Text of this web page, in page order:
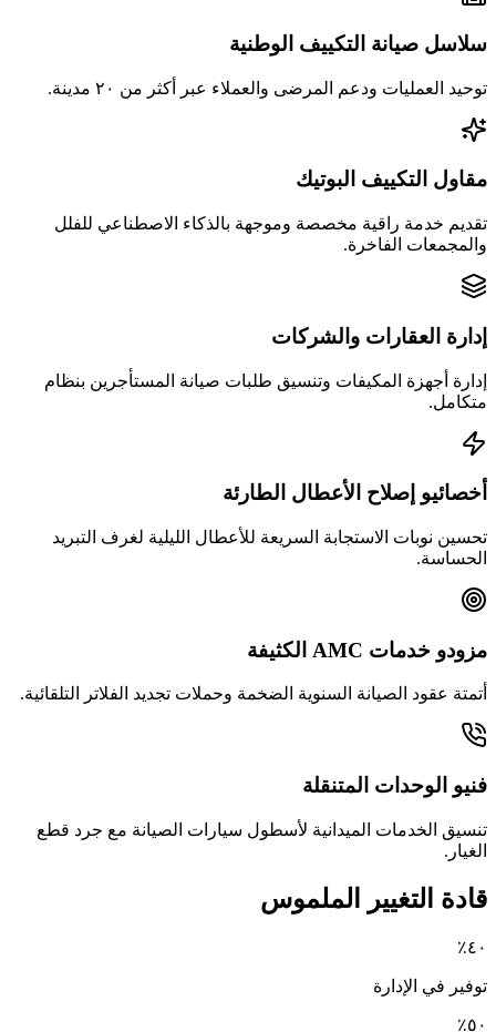
سلاسل صيانة التكييف الوطنية
توحيد العمليات ودعم المرضى والعملاء عبر أكثر من ٢٠ مدينة.
مقاول التكييف البوتيك
تقديم خدمة راقية مخصصة وموجهة بالذكاء الاصطناعي للفلل
والمجمعات الفاخرة.
إدارة العقارات والشركات
إدارة أجهزة المكيفات وتنسيق طلبات صيانة المستأجرين بنظام
متكامل.
أخصائيو إصلاح الأعطال الطارئة
تحسين نوبات الاستجابة السريعة للأعطال الليلية لغرف التبريد
الحساسة.
مزودو خدمات AMC الكثيفة
أتمتة عقود الصيانة السنوية الضخمة وحملات تجديد الفلاتر التلقائية.
فنيو الوحدات المتنقلة
تنسيق الخدمات الميدانية لأسطول سيارات الصيانة مع جرد قطع
الغيار.
قادة التغيير الملموس
٤٠٪
توفير في الإدارة
٥٠٪